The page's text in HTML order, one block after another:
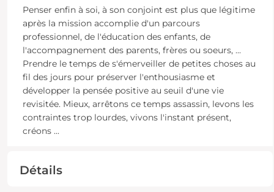
Penser enfin à soi, à son conjoint est plus que légitime
après la mission accomplie d'un parcours
professionnel, de l'éducation des enfants, de
l'accompagnement des parents, frères ou soeurs, ...
Prendre le temps de s'émerveiller de petites choses au
fil des jours pour préserver l'enthousiasme et
développer la pensée positive au seuil d'une vie
revisitée. Mieux, arrêtons ce temps assassin, levons les
contraintes trop lourdes, vivons l'instant présent,
créons ...
Détails